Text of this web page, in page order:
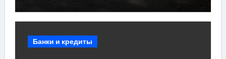
мероприятий и обустройства
Банки и кредиты